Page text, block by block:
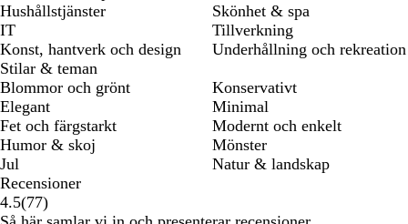
Hushållstjänster
IT
Konst, hantverk och design
Skönhet & spa
Tillverkning
Underhållning och rekreation
Stilar & teman
Blommor och grönt
Elegant
Fet och färgstarkt
Humor & skoj
Jul
Konservativt
Minimal
Modernt och enkelt
Mönster
Natur & landskap
Recensioner
4.5(7777
)